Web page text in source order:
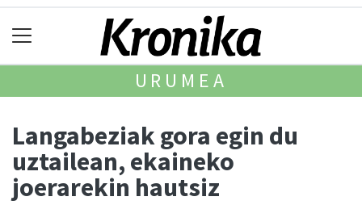
URUMEA
Langabeziak gora egin du
uztailean, ekaineko
joerarekin hautsiz